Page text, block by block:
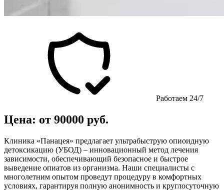
Работаем 24/7
Цена: от 90000 руб.
Клиника «Панацея» предлагает ультрабыструю опиоидную
детоксикацию (УБОД) – инновационный метод лечения
зависимости, обеспечивающий безопасное и быстрое
выведение опиатов из организма. Наши специалисты с
многолетним опытом проведут процедуру в комфортных
условиях, гарантируя полную анонимность и круглосуточную